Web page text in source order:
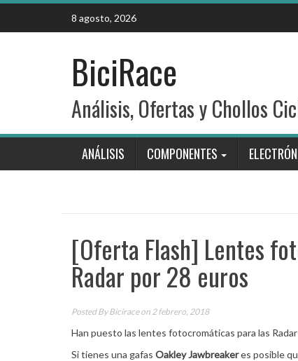
Skip
content
8 agosto, 2026
BiciRace
Análisis, Ofertas y Chollos
ANÁLISIS COMPONENTES
[Oferta Flash] Lentes
Radar por 28 euros
Posted ByBiciraceon 2 febrero, 2018
Han puesto las lentes fotocromáticas para las
Si tienes una gafas Oakley Jawbreakeres posible